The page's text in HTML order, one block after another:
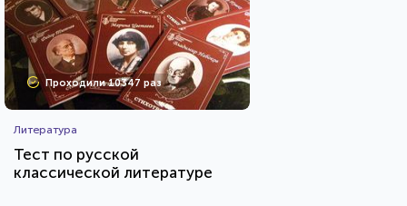
Проходили 10347 раз
Литература
Тест по русской
классической литературе